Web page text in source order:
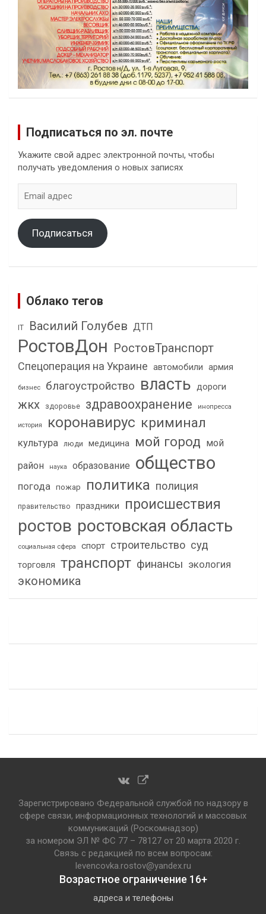
Подписаться по эл. почте
Укажите свой адрес электронной почты, чтобы
получать уведомления о новых записях
адрес
Подписаться
Облако тегов
IT Василий Голубев ДТП
РостовДон РостовТранспорт
Спецоперация на Украине автомобили армия
бизнес благоустройство власть дороги
жкх здоровье здравоохранение инопресса
история коронавирус криминал
культура люди медицина мой город мой
район
наука образование общество
погода пожар политика полиция
правительство праздники происшествия
ростов ростовская область
социальная сфера спорт строительство суд
торговля транспорт финансы экология
экономика
Зарегистрировано Федеральной службой по надзору в
сфере связи, информационных технологий и массовых
коммуникаций (Роскомнадзор)
за номером ЭЛ № ФС 77 – 78127 от 20 марта 2020 г.
Связь с редакцией по всем вопросам:
levencovka.rostov@yandex.ru
Возрастное ограничение 16+
адреса и телефоны